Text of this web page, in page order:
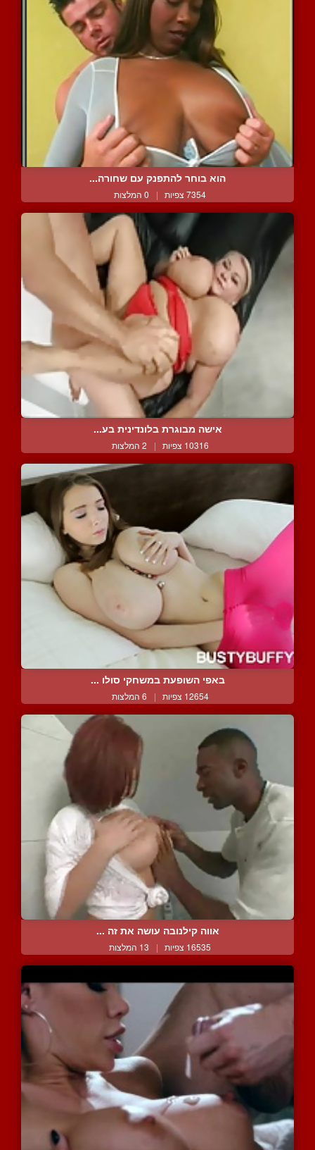
הוא בוחר להתפנק עם שחורה...
7354 צפיות | 0 המלצות
אישה מבוגרת בלונדינית בע...
10316 צפיות | 2 המלצות
באפי השופעת במשחקי סולו ...
12654 צפיות | 6 המלצות
אווה קילנובה עושה את זה ...
16535 צפיות | 13 המלצות